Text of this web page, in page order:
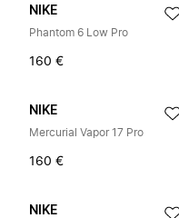
NIKE
Phantom 6 Low Pro
160 €
NIKE
Mercurial Vapor 17 Pro
160 €
NIKE